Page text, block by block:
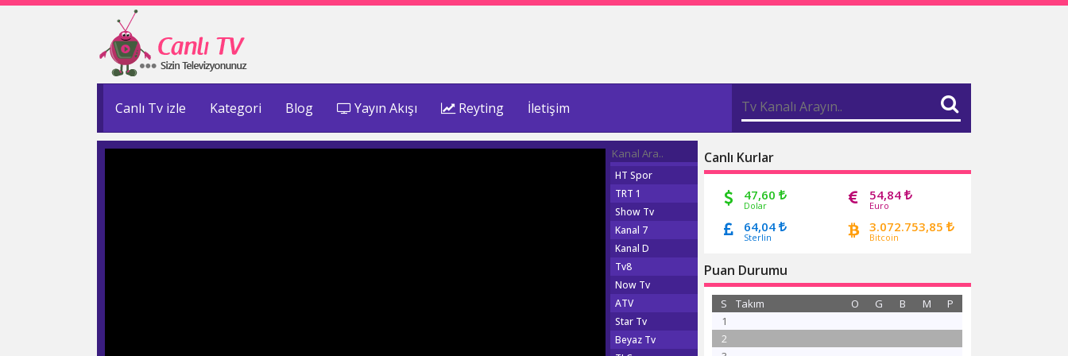
Canlı Tv izle Kategori Blog Yayın Akışı Reyting İletişim
HT Spor
TRT 1
Show Tv
Kanal 7
Kanal D
Tv8
Now Tv
ATV
Star Tv
Beyaz Tv
Canlı Kurlar
47,60
Dolar
54,84
Euro
64,04
Sterlin
3.072.753,85
Bitcoin
Puan Durumu
S Takım P
M
B
G
O
1
2